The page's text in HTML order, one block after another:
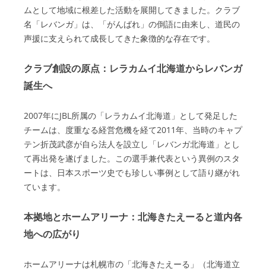
ムとして地域に根差した活動を展開してきました。クラブ
名「レバンガ」は、「がんばれ」の倒語に由来し、道民の
声援に支えられて成長してきた象徴的な存在です。
クラブ創設の原点：レラカムイ北海道からレバンガ
誕生へ
2007年にJBL所属の「レラカムイ北海道」として発足した
チームは、度重なる経営危機を経て2011年、当時のキャプ
テン折茂武彦が自ら法人を設立し「レバンガ北海道」とし
て再出発を遂げました。この選手兼代表という異例のスタ
ートは、日本スポーツ史でも珍しい事例として語り継がれ
ています。
本拠地とホームアリーナ：北海きたえーると道内各
地への広がり
ホームアリーナは札幌市の「北海きたえーる」（北海道立